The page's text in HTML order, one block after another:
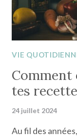
?
VIE
Comment
tes
24 juillet 2024
Au fil des